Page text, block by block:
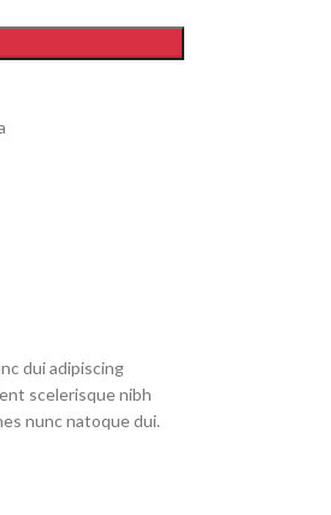
dui adipiscing
scelerisque nibh
nunc natoque dui.